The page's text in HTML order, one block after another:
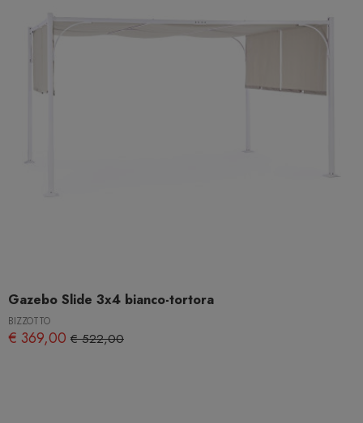
Gazebo Slide 3x4 bianco-tortora
BIZZOTTO
€ 369,00 € 522,00